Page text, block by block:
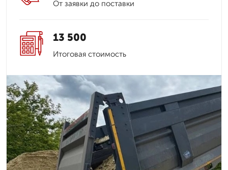
От заявки до поставки
13 500
Итоговая стоимость